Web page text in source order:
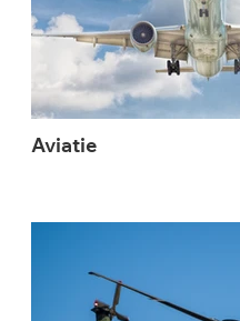
Aviatie